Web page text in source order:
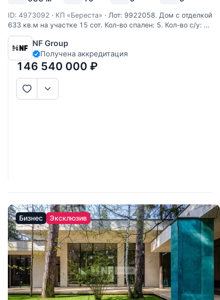
ID: 4973092 · КП «Береста» · Лот: 9922058. Дом с отделкой
633 кв.м на участке 15 cот. Кол-во спален: 5. Кол-во с/у: 5.
Поселок «Береста-1». Новорижское шоссе, 2 км от МКАД.
Без комиссии для покупателя. 1 этаж: прихожая, холл,
кухня-столовая, гостиная с камином и вторым светом,
NF Group
Получена аккредитация
146 540 000 ₽
Бизнес Эксклюзив